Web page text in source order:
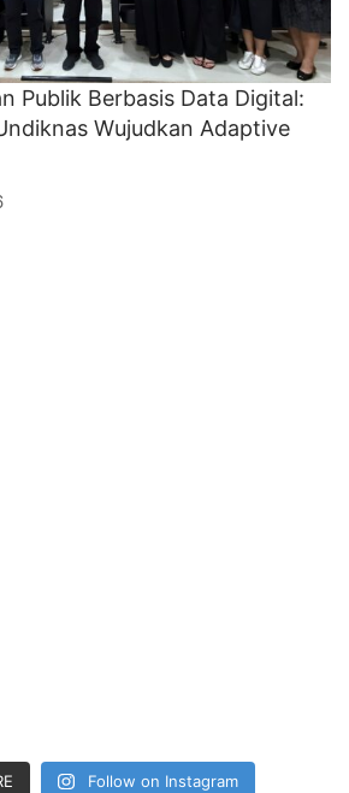
Publik Berbasis Data Digital:
Wujudkan Adaptive
Follow on Instagram